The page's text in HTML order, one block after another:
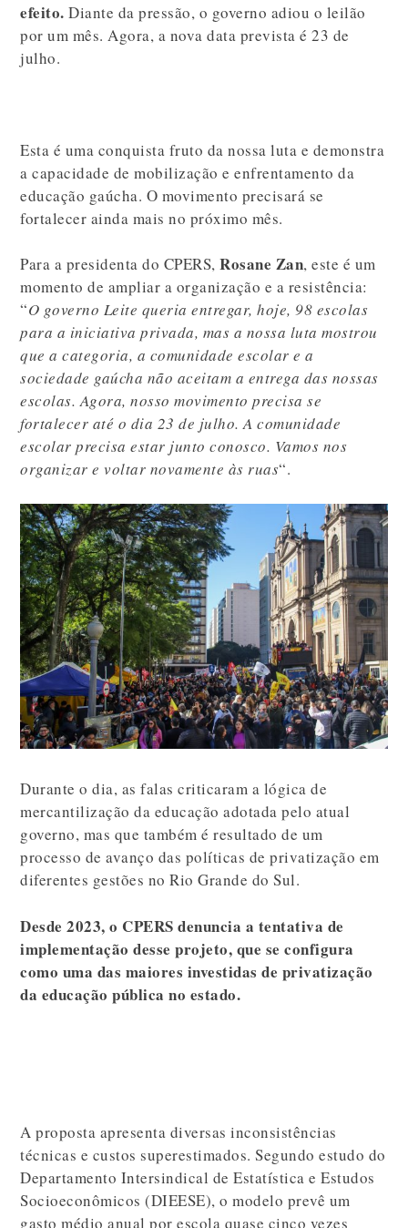
efeito. Diante da pressão, o governo adiou o leilão
por um mês. Agora, a nova data prevista é 23 de
julho.
Esta é uma conquista fruto da nossa luta e demonstra
a capacidade de mobilização e enfrentamento da
educação gaúcha. O movimento precisará se
fortalecer ainda mais no próximo mês.
Para a presidenta do CPERS,Rosane Zan, este é um
momento de ampliar a organização e a resistência:
“O governo Leite queria entregar, hoje, 98 escolas
para a iniciativa privada, mas a nossa luta mostrou
que a categoria, a comunidade escolar e a
sociedade gaúcha não aceitam a entrega das nossas
escolas. Agora, nosso movimento precisa se
fortalecer até o dia 23 de julho. A comunidade
escolar precisa estar junto conosco. Vamos nos
organizar e voltar novamente às ruas“.
Durante o dia, as falas criticaram a lógica de
mercantilização da educação adotada pelo atual
governo, mas que também é resultado de um
processo de avanço das políticas de privatização em
diferentes gestões no Rio Grande do Sul.
Desde 2023, o CPERS denuncia a tentativa de
implementação desse projeto, que se configura
como uma das maiores investidas de privatização
da educação pública no estado.
A proposta apresenta diversas inconsistências
técnicas e custos superestimados. Segundo estudo do
Departamento Intersindical de Estatística e Estudos
Socioeconômicos (DIEESE), o modelo prevê um
gasto médio anual por escola quase cinco vezes